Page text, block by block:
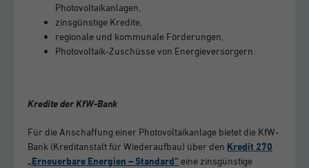
Photovoltaikanlagen,
zinsgünstige Kredite,
regionale und kommunale Förderungen,
Photovoltaik-Zuschüsse von Energieversorgern.
Kredite der KfW-Bank
Für die Anschaffung einer Photovoltaikanlage bietet die KfW-
Bank (Kreditanstalt für Wiederaufbau) über den Kredit 270
„Erneuerbare Energien – Standard“ eine zinsgünstige